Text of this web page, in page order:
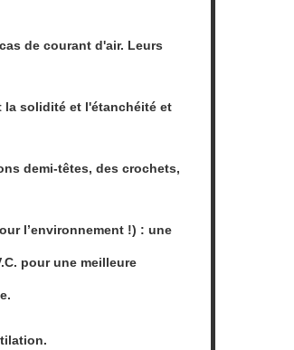
de courant d'air. Leurs
la solidité et l'étanchéité et
demi-têtes, des crochets,
l’environnement !) : une
pour une meilleure